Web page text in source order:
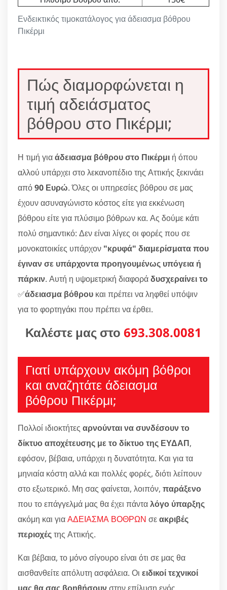
Ενδεικτικός τιμοκατάλογος για άδειασμα βόθρου
Πικέρμι
Πώς διαμορφώνεται η
τιμή αδειάσματος
βόθρου στο Πικέρμι;
Η τιμή γιαάδειασμα βόθρου στο Πικέρμι ή όπου
αλλού υπάρχει στο λεκανοπέδιο της Αττικής ξεκινάει
από90 Ευρώ. Όλες οι υπηρεσίες βόθρου σε μας
έχουν ασυναγώνιστο κόστος είτε για εκκένωση
βόθρου είτε για πλύσιμο βόθρων κα. Ας δούμε κάτι
πολύ σημαντικό: Δεν είναι λίγες οι φορές που σε
μονοκατοικίες υπάρχον "κρυφά" διαμερίσματα που
έγιναν σε υπάρχοντα προηγουμένως υπόγεια ή
πάρκιν. Αυτή η υψομετρική διαφοράδυσχεραίνει το
✅άδειασμα βόθρου και πρέπει να ληφθεί υπόψιν
για το φορτηγάκι που πρέπει να έρθει.
Καλέστε μας στο 693.308.0081
Γιατί υπάρχουν ακόμη βόθροι
και αναζητάτε άδειασμα
βόθρου Πικέρμι;
Πολλοί ιδιοκτήτες αρνούνται να συνδέσουν το
δίκτυο αποχέτευσης με το δίκτυο της ΕΥΔΑΠ,
εφόσον, βέβαια, υπάρχει η δυνατότητα. Και για τα
μηνιαία κόστη αλλά και πολλές φορές, διότι λείπουν
στο εξωτερικό. Μη σας φαίνεται, λοιπόν, παράξενο
που το επάγγελμά μας θα έχει πάνταλόγο ύπαρξης
ακόμη και γιαΑΔΕΙΑΣΜΑ ΒΟΘΡΩΝ σεακριβές
περιοχέςτης Αττικής.
Και βέβαια, το μόνο σίγουρο είναι ότι σε μας θα
αισθανθείτε απόλυτη ασφάλεια. Οι ειδικοί τεχνικοί